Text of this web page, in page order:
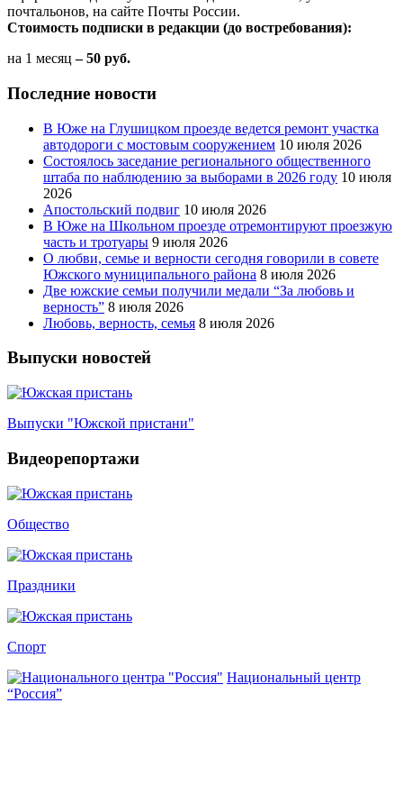
почтальонов, на сайте Почты России.
Стоимость подписки в редакции (до востребования):
на 1 месяц – 50 руб.
Последние новости
В Юже на Глушицком проезде ведется ремонт участка
автодороги с мостовым сооружением 10 июля 2026
Состоялось заседание регионального общественного
штаба по наблюдению за выборами в 2026 году 10 июля
2026
Апостольский подвиг 10 июля 2026
В Юже на Школьном проезде отремонтируют проезжую
часть и тротуары 9 июля 2026
О любви, семье и верности сегодня говорили в совете
Южского муниципального района 8 июля 2026
Две южские семьи получили медали “За любовь и
верность” 8 июля 2026
Любовь, верность, семья 8 июля 2026
Выпуски новостей
Выпуски "Южской пристани"
Видеорепортажи
Общество
Праздники
Спорт
Национальный центр
“Россия”